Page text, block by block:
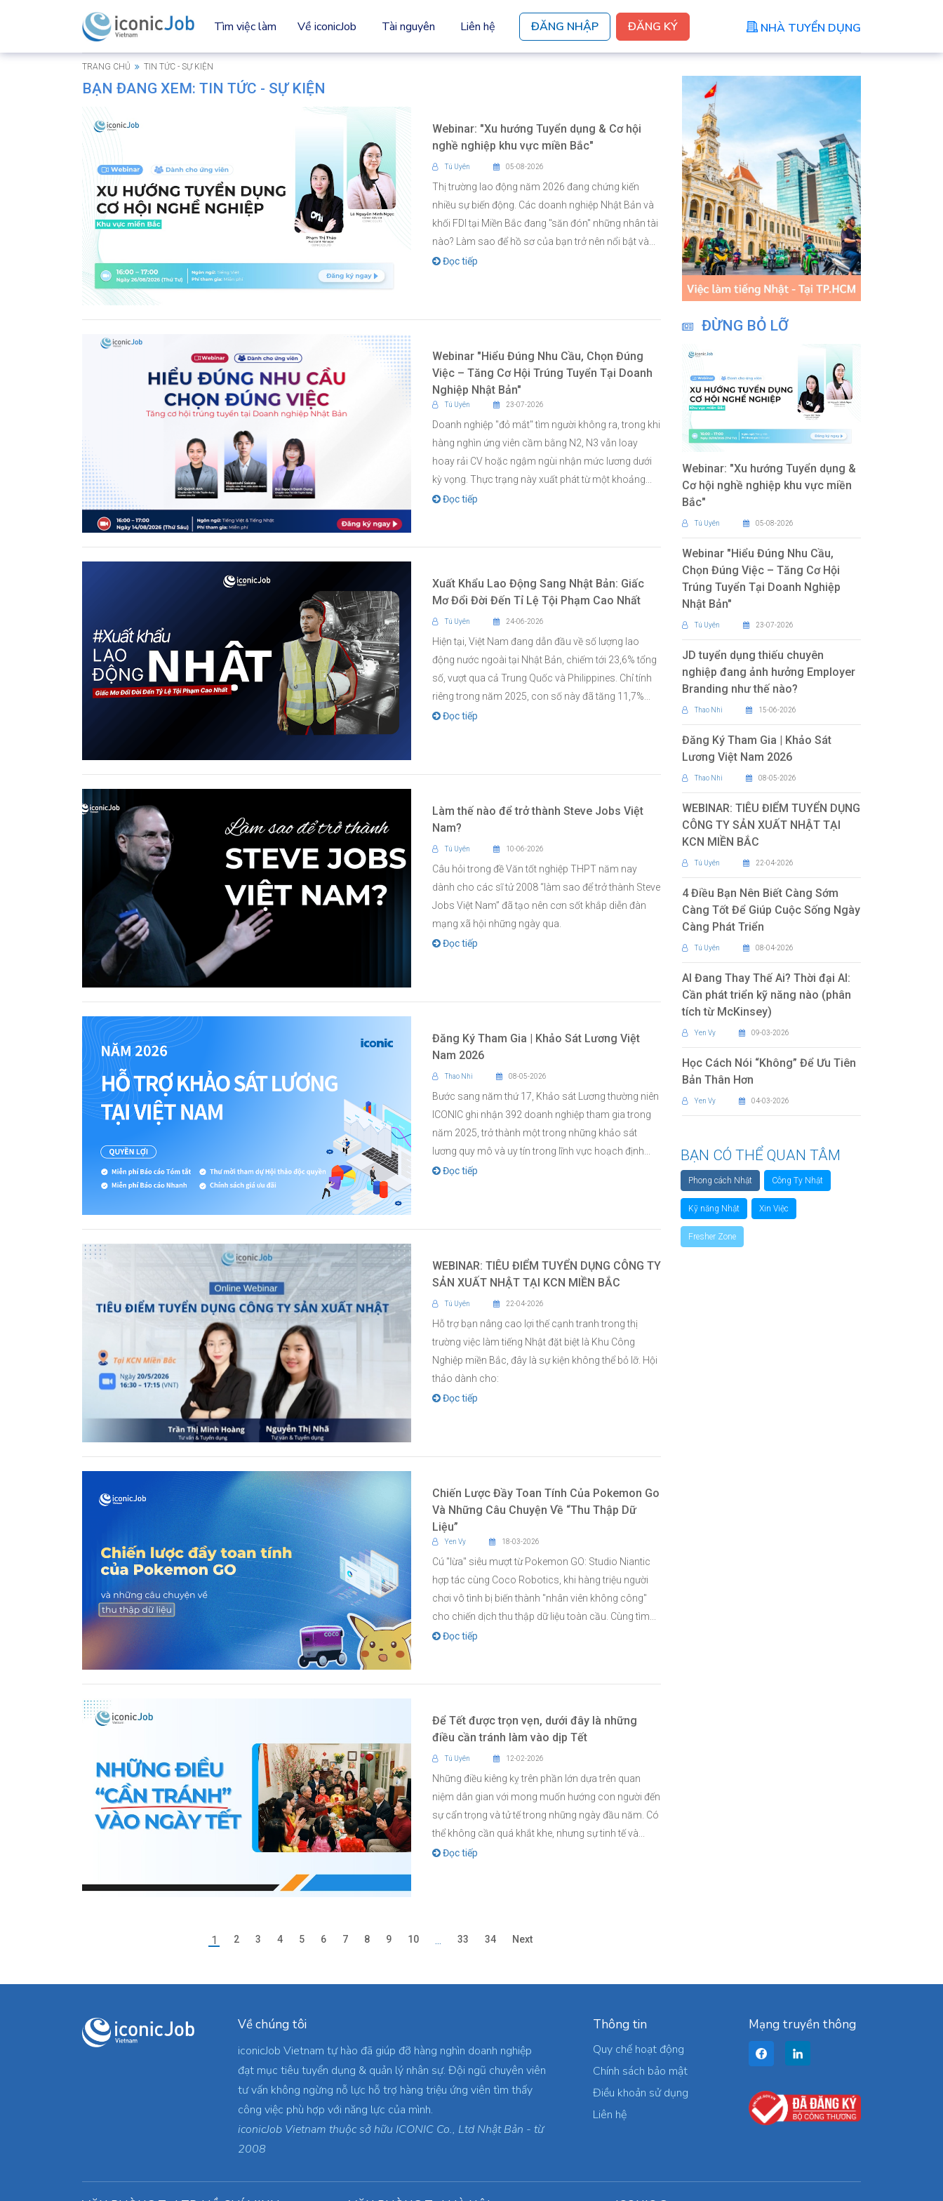
ĐĂNG NHẬP ĐĂNG KÝ NHÀ TUYỂN DỤNG
Tìm việc làm Về iconicJob Tài nguyên Liên hệ
TRANG CHỦ TIN TỨC - SỰ KIỆN
BẠN ĐANG XEM: TIN TỨC - SỰ KIỆN
Webinar: "Xu hướng Tuyển dụng & Cơ hội
nghề nghiệp khu vực miền Bắc"
Tú Uyên 05-08-2026
Thị trường lao động năm 2026 đang chứng kiến
nhiều sự biến động. Các doanh nghiệp Nhật Bản và
khối FDI tại Miền Bắc đang "săn đón" những nhân tài
nào? Làm sao để hồ sơ của bạn trở nên nổi bật và...
Đọc tiếp
Webinar "Hiểu Đúng Nhu Cầu, Chọn Đúng
Việc – Tăng Cơ Hội Trúng Tuyển Tại Doanh
Nghiệp Nhật Bản"
Tú Uyên 23-07-2026
Doanh nghiệp "đỏ mắt" tìm người không ra, trong khi
hàng nghìn ứng viên cầm bằng N2, N3 vẫn loay
hoay rải CV hoặc ngậm ngùi nhận mức lương dưới
kỳ vọng. Thực trạng này xuất phát từ một khoảng...
Đọc tiếp
Xuất Khẩu Lao Động Sang Nhật Bản: Giấc
Mơ Đổi Đời Đến Tỉ Lệ Tội Phạm Cao Nhất
Tú Uyên 24-06-2026
Hiện tại, Việt Nam đang dẫn đầu về số lượng lao
động nước ngoài tại Nhật Bản, chiếm tới 23,6% tổng
số, vượt qua cả Trung Quốc và Philippines. Chỉ tính
riêng trong năm 2025, con số này đã tăng 11,7%...
Đọc tiếp
Làm thế nào để trở thành Steve Jobs Việt
Nam?
Tú Uyên 10-06-2026
Câu hỏi trong đề Văn tốt nghiệp THPT năm nay
dành cho các sĩ tử 2008 “làm sao để trở thành Steve
Jobs Việt Nam” đã tạo nên cơn sốt khắp diễn đàn
mạng xã hội những ngày qua.
Đọc tiếp
Đăng Ký Tham Gia | Khảo Sát Lương Việt
Nam 2026
Thao Nhi 08-05-2026
Bước sang năm thứ 17, Khảo sát Lương thường niên
ICONIC ghi nhận 392 doanh nghiệp tham gia trong
năm 2025, trở thành một trong những khảo sát
lương quy mô và uy tín trong lĩnh vực hoạch định...
Đọc tiếp
WEBINAR: TIÊU ĐIỂM TUYỂN DỤNG CÔNG TY
SẢN XUẤT NHẬT TẠI KCN MIỀN BẮC
Tú Uyên 22-04-2026
Hỗ trợ bạn nâng cao lợi thế cạnh tranh trong thị
trường việc làm tiếng Nhật đặt biệt là Khu Công
Nghiệp miền Bắc, đây là sự kiện không thể bỏ lỡ. Hội
thảo dành cho:
Đọc tiếp
Chiến Lược Đầy Toan Tính Của Pokemon Go
Và Những Câu Chuyện Về “Thu Thập Dữ
Liệu”
Yen Vy 18-03-2026
Cú "lừa" siêu mượt từ Pokemon GO: Studio Niantic
hợp tác cùng Coco Robotics, khi hàng triệu người
chơi vô tình bị biến thành "nhân viên không công"
cho chiến dịch thu thập dữ liệu toàn cầu. Cùng tìm...
Đọc tiếp
Để Tết được trọn vẹn, dưới đây là những
điều cần tránh làm vào dịp Tết
Tú Uyên 12-02-2026
Những điều kiêng kỵ trên phần lớn dựa trên quan
niệm dân gian với mong muốn hướng con người đến
sự cẩn trọng và tử tế trong những ngày đầu năm. Có
thể không cần quá khắt khe, nhưng sự tinh tế và...
Đọc tiếp
1 2 3 4 5 6 7 8 9 10 ... 33 34 Next
ĐỪNG BỎ LỠ
Webinar: "Xu hướng Tuyển dụng &
Cơ hội nghề nghiệp khu vực miền
Bắc"
Tú Uyên 05-08-2026
Webinar "Hiểu Đúng Nhu Cầu,
Chọn Đúng Việc – Tăng Cơ Hội
Trúng Tuyển Tại Doanh Nghiệp
Nhật Bản"
Tú Uyên 23-07-2026
JD tuyển dụng thiếu chuyên
nghiệp đang ảnh hưởng Employer
Branding như thế nào?
Thao Nhi 15-06-2026
Đăng Ký Tham Gia | Khảo Sát
Lương Việt Nam 2026
Thao Nhi 08-05-2026
WEBINAR: TIÊU ĐIỂM TUYỂN DỤNG
CÔNG TY SẢN XUẤT NHẬT TẠI
KCN MIỀN BẮC
Tú Uyên 22-04-2026
4 Điều Bạn Nên Biết Càng Sớm
Càng Tốt Để Giúp Cuộc Sống Ngày
Càng Phát Triển
Tú Uyên 08-04-2026
AI Đang Thay Thế Ai? Thời đại AI:
Cần phát triển kỹ năng nào (phân
tích từ McKinsey)
Yen Vy 09-03-2026
Học Cách Nói “Không” Để Ưu Tiên
Bản Thân Hơn
Yen Vy 04-03-2026
BẠN CÓ THỂ QUAN TÂM
Phong cách Nhật Công Ty Nhật
Kỹ năng Nhật Xin Việc
Fresher Zone
Về chúng tôi
iconicJob Vietnam tự hào đã giúp đỡ hàng nghìn doanh nghiệp
đạt mục tiêu tuyển dụng & quản lý nhân sự. Đội ngũ chuyên viên
tư vấn không ngừng nỗ lực hỗ trợ hàng triệu ứng viên tìm thấy
công việc phù hợp với năng lực của mình.
iconicJob Vietnam thuộc sở hữu ICONIC Co., Ltd Nhật Bản - từ
2008
Thông tin
Quy chế hoạt động
Chính sách bảo mật
Điều khoản sử dụng
Liên hệ
Mạng truyền thông